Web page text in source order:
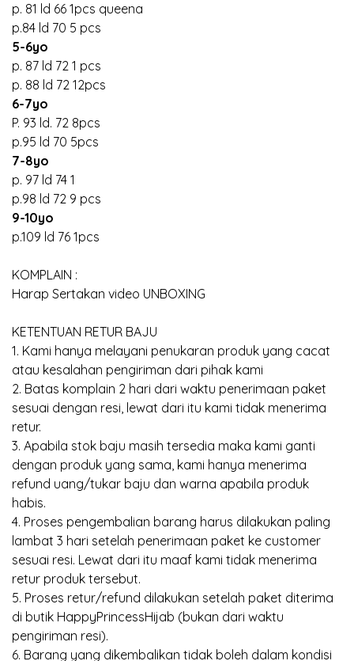
p. 81 ld 66 1pcs queena
p.84 ld 70 5 pcs
5-6yo
p. 87 ld 72 1 pcs
p. 88 ld 72 12pcs
6-7yo
P. 93 ld. 72 8pcs
p.95 ld 70 5pcs
7-8yo
p. 97 ld 74 1
p.98 ld 72 9 pcs
9-10yo
p.109 ld 76 1pcs
KOMPLAIN :
Harap Sertakan video UNBOXING
KETENTUAN RETUR BAJU
1. Kami hanya melayani penukaran produk yang cacat
atau kesalahan pengiriman dari pihak kami
2. Batas komplain 2 hari dari waktu penerimaan paket
sesuai dengan resi, lewat dari itu kami tidak menerima
retur.
3. Apabila stok baju masih tersedia maka kami ganti
dengan produk yang sama, kami hanya menerima
refund uang/tukar baju dan warna apabila produk
habis.
4. Proses pengembalian barang harus dilakukan paling
lambat 3 hari setelah penerimaan paket ke customer
sesuai resi. Lewat dari itu maaf kami tidak menerima
retur produk tersebut.
5. Proses retur/refund dilakukan setelah paket diterima
di butik HappyPrincessHijab (bukan dari waktu
pengiriman resi).
6. Barang yang dikembalikan tidak boleh dalam kondisi